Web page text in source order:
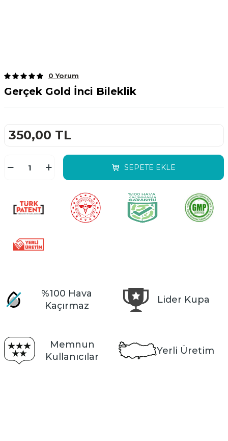
0 Yorum
Gerçek Gold İnci Bileklik
350,00 TL
SEPETE EKLE
%100 Hava
Kaçırmaz
Lider Kupa
Memnun
Kullanıcılar
Yerli Üretim